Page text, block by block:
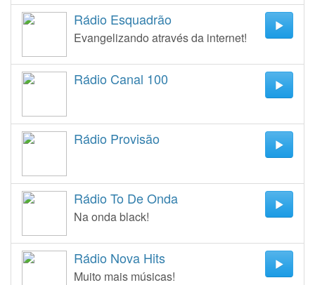
Rádio Esquadrão
Evangelizando através da internet!
Rádio Canal 100
Rádio Provisão
Rádio To De Onda
Na onda black!
Rádio Nova Hits
Muito mais músicas!